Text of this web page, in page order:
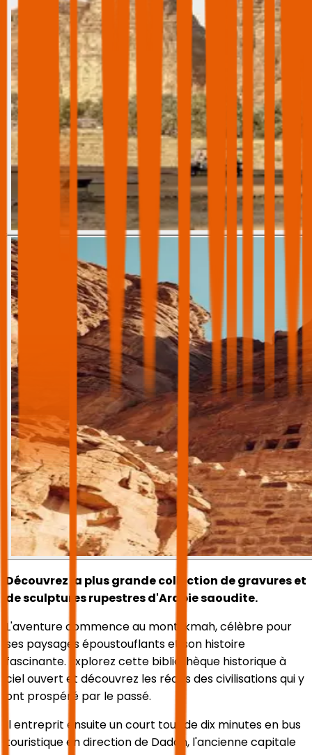
Découvrez la plus grande collection de gravures et
de sculptures rupestres d'Arabie saoudite.
L'aventure commence au mont Ikmah, célèbre pour
ses paysages époustouflants et son histoire
fascinante. Explorez cette bibliothèque historique à
ciel ouvert et découvrez les récits des civilisations qui y
ont prospéré par le passé.
Il entreprit ensuite un court tour de dix minutes en bus
touristique en direction de Dadan, l'ancienne capitale